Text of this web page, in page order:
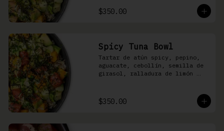
shari
$350.00
Spicy Tuna Bowl
Tartar de atún spicy, pepino,
aguacate, cebollín, semilla de
girasol, ralladura de limón
$350.00